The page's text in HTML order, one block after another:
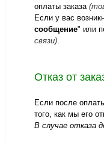
оплаты заказа
Если у вас
сообщение" или
связи).
Отказ от
Если после
того, как мы его
В случае отказа